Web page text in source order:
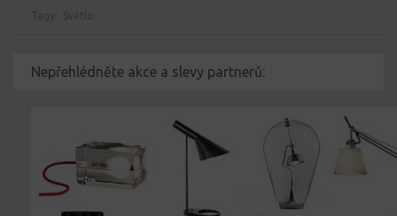
Tagy: Světlo
Nepřehlédněte akce a slevy partnerů: